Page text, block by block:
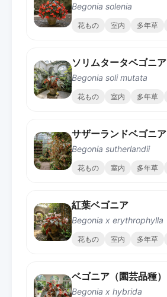
Begonia solenia
花もの 室内 多年草
ソリムタータベゴニア
Begonia soli mutata
花もの 室内 多年草
サザーランドベゴニア
Begonia sutherlandii
花もの 室内 多年草
紅葉ベゴニア
Begonia x erythrophylla
花もの 室内 多年草
ベゴニア（園芸品種）
Begonia x hybrida